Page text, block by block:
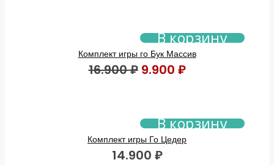
В корзину
Комплект игры го Бук Массив
16.900₽ Первоначальная
16.900 ₽.
9.900 ₽Текущая
В корзину
Комплект игры Го Цедер
14.900 ₽